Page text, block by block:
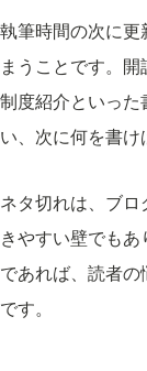
執筆時間の次に更
まうことです。
制度紹介といった
い、次に何を書け
ネタ切れは、ブ
きやすい壁でも
であれば、読者
です。